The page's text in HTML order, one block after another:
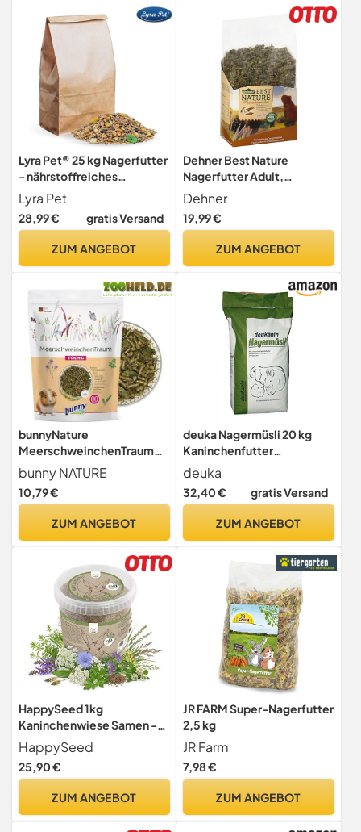
Häschen Leckerli
Lyra Pet® 25 kg Nagerfutter
- nährstoffreiches
Alleinfutter für Nagetiere
Lyra Pet
28,99 € gratis Versand
ZUM ANGEBOT
Dehner Best Nature
Nagerfutter Adult,
Meerschweinchenfutter
Pellets, 3 kg
Dehner
19,99 €
ZUM ANGEBOT
bunnyNature
MeerschweinchenTraum
Young - Meerschweinchen
Alleinfuttermittel bis zum
5. Lebensmonat - 63
C & Superfood - 1,5kg
bunny NATURE
10,79 €
ZUM ANGEBOT
deuka Nagermüsli 20 kg
Kaninchenfutter
Meerschweinchenfutter
Nager Futter von GS-
Futtermittel
deuka
32,40 € gratis Versand
ZUM ANGEBOT
HappySeed 1kg
Kaninchenwiese Samen -
Kleintierwiese Saatgut für
die ganzjährige Anzucht von
frischem Zusatzfutter für
Kleintiere
HappySeed
25,90 €
ZUM ANGEBOT
JR FARM Super-Nagerfutter
2,5 kg
JR Farm
7,98 €
ZUM ANGEBOT